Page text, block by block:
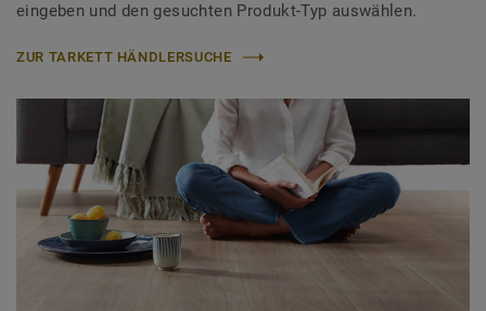
eingeben und den gesuchten Produkt-Typ auswählen.
ZUR TARKETT HÄNDLERSUCHE